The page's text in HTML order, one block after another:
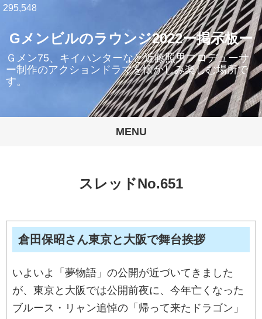
Gメンビルのラウンジ2022ー掲示板ー
Ｇメン75、キイハンターなど近藤照男プロデューサ
ー制作のアクションドラマを懐かしみ楽しむ場所で
す。
MENU
295,548
スレッドNo.651
倉田保昭さん東京と大阪で舞台挨拶
いよいよ「夢物語」の公開が近づいてきました
が、東京と大阪では公開前夜に、今年亡くなった
ブルース・リャン追悼の「帰って来たドラゴン」